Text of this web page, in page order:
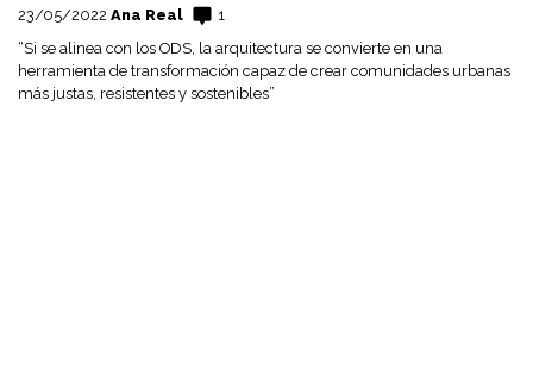
23/05/2022 Ana Real
1
“Si se alinea con los ODS, la arquitectura se convierte en una
herramienta de transformación capaz de crear comunidades urbanas
más justas, resistentes y sostenibles”